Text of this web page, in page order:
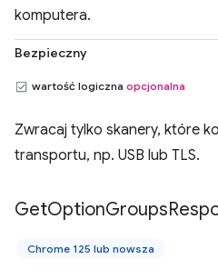
komputera.
Bezpieczny
wartość logiczna opcjonalna
Zwracaj tylko skanery, które
transportu, np. USB lub TLS.
GetOptionGroups
Chrome 125 lub nowsza